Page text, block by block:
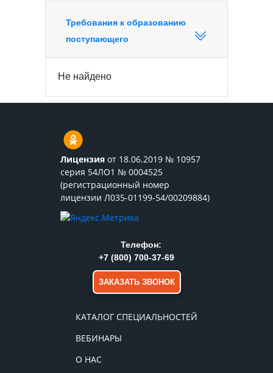
Требования к образованию
поступающего
Не найдено
Лицензия от 18.06.2019 № 10957
серия 54ЛО1 № 0004525
(регистрационный номер
лицензии Л035-01199-54/00209884)
КАТАЛОГ СПЕЦИАЛЬНОСТЕЙ
ВЕБИНАРЫ
О НАС
Телефон:
+7 (800) 700-37-69
ЗАКАЗАТЬ ЗВОНОК